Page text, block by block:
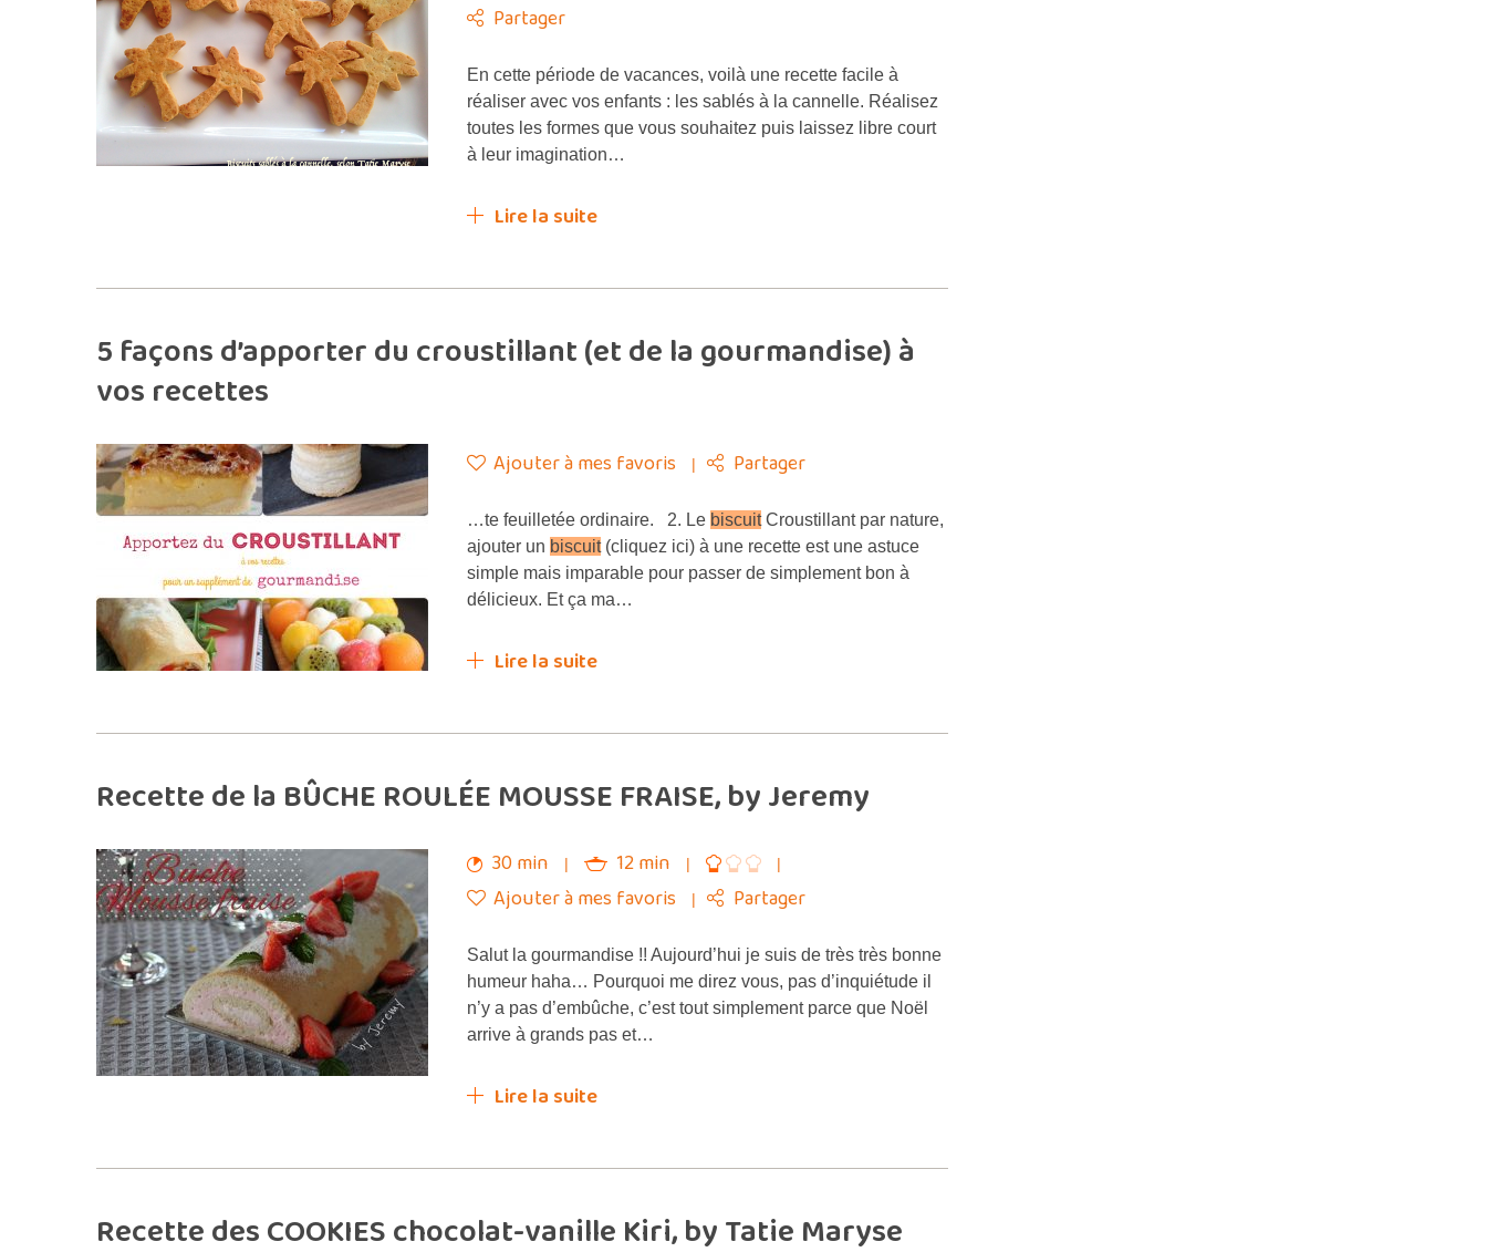
Partager
En cette période de vacances, voilà une recette facile à
réaliser avec vos enfants : les sablés à la cannelle. Réalisez
toutes les formes que vous souhaitez puis laissez libre court
à leur imagination…
Lire la suite
5 façons d’apporter du croustillant (et de la gourmandise) à
vos recettes
Ajouter à mes favoris Partager
…te feuilletée ordinaire. 2. Le biscuitCroustillant par nature,
ajouter un biscuit(cliquez ici) à une recette est une astuce
simple mais imparable pour passer de simplement bon à
délicieux. Et ça ma…
Lire la suite
Recette de la BÛCHE ROULÉE MOUSSE FRAISE, by Jeremy
30 min
12 min
Ajouter à mes favoris
Partager
Salut la gourmandise !! Aujourd’hui je suis de très très bonne
humeur haha… Pourquoi me direz vous, pas d’inquiétude il
n’y a pas d’embûche, c’est tout simplement parce que Noël
arrive à grands pas et…
Lire la suite
Recette des COOKIES chocolat-vanille Kiri, by Tatie Maryse